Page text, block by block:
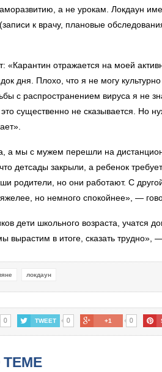
а не урокам. Локдаун
к врачу, плановые
«Карантин отражается на моей
дня. Плохо, что я не могу
с распространением вируса я не
существенно не сказывается. Но
а мы с мужем перешли на
детсады закрыли, а ребенок
родители, но они работают. С
но немного спокойнее», —
дети школьного возраста, учатся
вырастим в итоге, сказать трудно»,
локдаун
0 TWEET 0 +1 0